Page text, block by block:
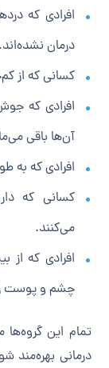
افرادی که
درمان نشده‌اند.
کسانی که از
افرادی که
آن‌ها باقی
افرادی که به
کسانی که
می‌کنند.
افرادی که از
چشم و پوست
تمام این
درمانی بهره‌مند